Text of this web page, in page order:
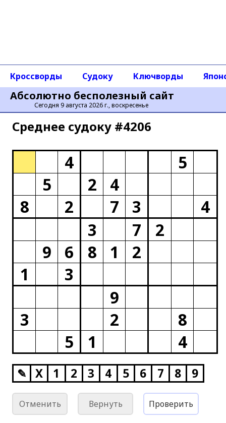
Абсолютно бесполезный сайт
Сегодня 9 августа 2026 г., воскресенье
Кроссворды Судоку Ключворды
Среднее cудоку #4206
4
5
5
2
4
8
2 7 3
4
3
7
2
9
6 8 1
2
1
3
9
3
2
8
5
1 4
✎ X 1 2 3 4 5 6 7 8 9
Отменить Вернуть Проверить